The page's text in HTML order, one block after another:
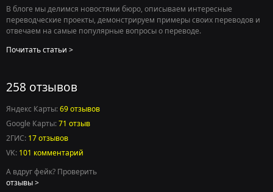
В блоге мы делимся новостями бюро, описываем интересные
переводческие проекты, демонстрируем примеры своих переводов и
отвечаем на самые популярные вопросы о переводе.
Почитать статьи
258 отзывов
Яндекс Карты:69 отзывов
Google Карты:71 отзыв
2ГИС: 17 отзывов
VK: 101 комментарий
А вдруг фейк? Проверить
отзывы
Ответим в течение нескольких минут